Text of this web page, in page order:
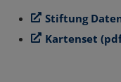
Stiftung
Kartenset